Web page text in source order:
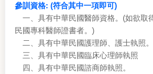
參訓資格: (符合其中一項即可)
一、具有中華民國醫師資格。(如欲取
民國專科醫師證書者。)
二、具有中華民國護理師、護士執照。
三、具有中華民國臨床心理師執照
四、具有中華民國諮商師執照。